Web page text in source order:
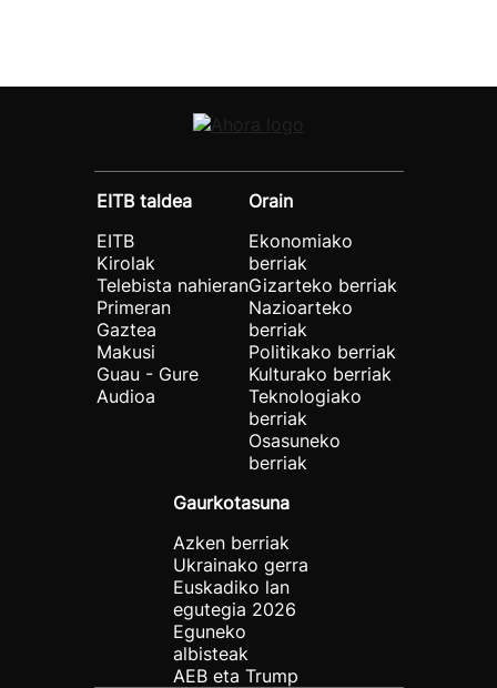
EITB taldea
EITB
Kirolak
Telebista nahieran
Primeran
Gaztea
Makusi
Guau - Gure
Audioa
Orain
Ekonomiako
berriak
Gizarteko berriak
Nazioarteko
berriak
Politikako berriak
Kulturako berriak
Teknologiako
berriak
Osasuneko
berriak
Gaurkotasuna
Azken berriak
Ukrainako gerra
Euskadiko lan
egutegia 2026
Eguneko
albisteak
AEB eta Trump